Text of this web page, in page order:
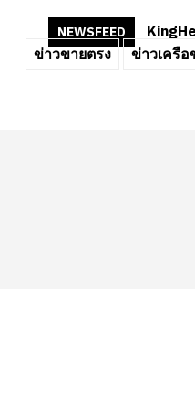
NEWSFEED
ข่าวขายตรง
ข่าวเครือ